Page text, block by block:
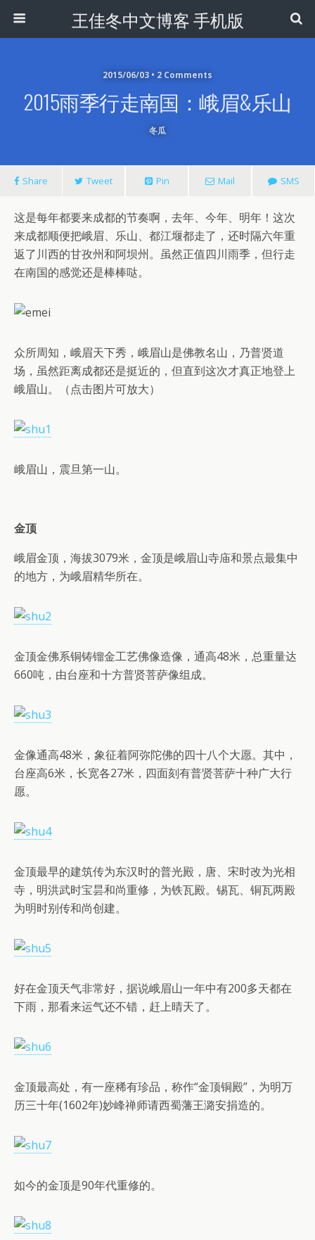
王佳冬中文博客 手机版
2015/06/03 • 2 Comments
2015雨季行走南国：峨眉&乐山
冬瓜
Share Tweet Pin Mail SMS
这是每年都要来成都的节奏啊，去年、今年、明年！这次
来成都顺便把峨眉、乐山、都江堰都走了，还时隔六年重
返了川西的甘孜州和阿坝州。虽然正值四川雨季，但行走
在南国的感觉还是棒棒哒。
众所周知，峨眉天下秀，峨眉山是佛教名山，乃普贤道
场，虽然距离成都还是挺近的，但直到这次才真正地登上
峨眉山。（点击图片可放大）
峨眉山，震旦第一山。
金顶
峨眉金顶，海拔3079米，金顶是峨眉山寺庙和景点最集中
的地方，为峨眉精华所在。
金顶金佛系铜铸镏金工艺佛像造像，通高48米，总重量达
660吨，由台座和十方普贤菩萨像组成。
金像通高48米，象征着阿弥陀佛的四十八个大愿。其中，
台座高6米，长宽各27米，四面刻有普贤菩萨十种广大行
愿。
金顶最早的建筑传为东汉时的普光殿，唐、宋时改为光相
寺，明洪武时宝昙和尚重修，为铁瓦殿。锡瓦、铜瓦两殿
为明时别传和尚创建。
好在金顶天气非常好，据说峨眉山一年中有200多天都在
下雨，那看来运气还不错，赶上晴天了。
金顶最高处，有一座稀有珍品，称作“金顶铜殿”，为明万
历三十年(1602年)妙峰禅师请西蜀藩王潞安捐造的。
如今的金顶是90年代重修的。